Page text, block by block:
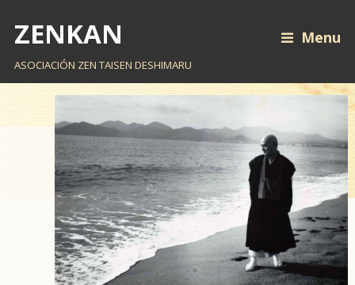
ZENKAN
ASOCIACIÓN ZEN TAISEN DESHIMARU
Menu